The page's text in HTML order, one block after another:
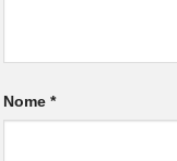
Nome *